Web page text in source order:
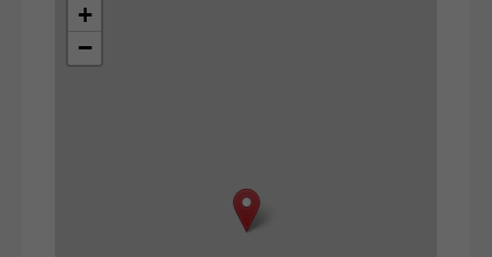
+
−